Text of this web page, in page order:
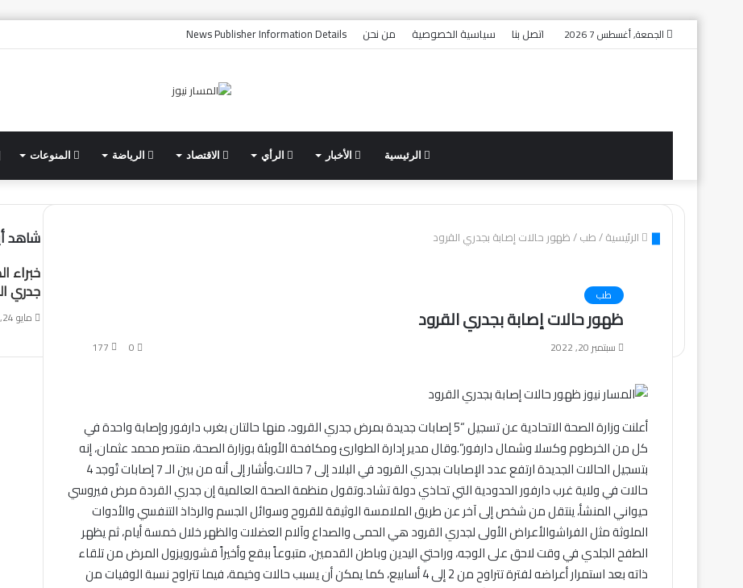
الجمعة, أغسطس 7 2026 اتصل بنا سياسية الخصوصية من نحن News Publisher Information Details
الرئيسية الأخبار الرأي الاقتصاد الرياضة المنوعات
الرئيسية/طب/ظهور حالات إصابة بجدري القرود
طب
ظهور حالات إصابة بجدري القرود
سبتمبر 20, 2022 0
177
أعلنت وزارة الصحة الاتحادية عن تسجيل “5 إصابات جديدة بمرض جدري القرود، منها حالتان بغرب دارفور وإصابة واحدة في
كل من الخرطوم وكسلا وشمال دارفور”.وقال مدير إدارة الطوارئ ومكافحة الأوبئة بوزارة الصحة، منتصر محمد عثمان، إنه
بتسجيل الحالات الجديدة ارتفع عدد الإصابات بجدري القرود في البلاد إلى 7 حالات.وأشار إلى أنه من بين الـ 7 إصابات تُوجد 4
حالات في ولاية غرب دارفور الحدودية التي تحاذي دولة تشاد.وتقول منظمة الصحة العالمية إن جدري القردة مرض فيروسي
حيواني المنشأ، ينتقل من شخص إلى آخر عن طريق الملامسة الوثيقة للقروح وسوائل الجسم والرذاذ التنفسي والأدوات
الملوثة مثل الفراشوالأعراض الأولى لجدري القرود هي الحمى والصداع وآلام العضلات والظهر خلال خمسة أيام، ثم يظهر
الطفح الجلدي في وقت لاحق على الوجه، وراحتي اليدين وباطن القدمين، متبوعاً ببقع وأخيراً قشورويزول المرض من تلقاء
ذاته بعد استمرار أعراضه لفترة تتراوح من 2 إلى 4 أسابيع، كما يمكن أن يسبب حالات وخيمة، فيما تتراوح نسبة الوفيات من
شاهد
خبراء
جدري
مايو 24, 2022